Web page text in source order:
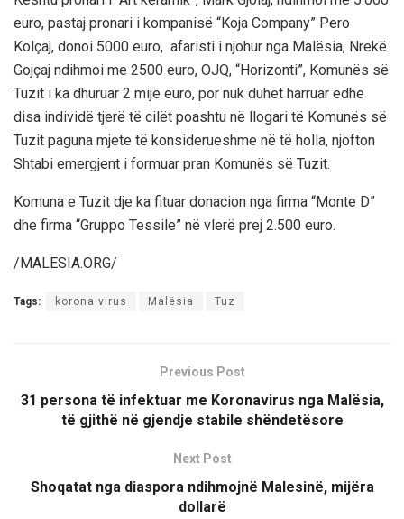
euro, pastaj pronari i kompanisë “Koja Company” Pero
Kolçaj, donoi 5000 euro, afaristi i njohur nga Malësia, Nrekë
Gojçaj ndihmoi me 2500 euro, OJQ, “Horizonti”, Komunës së
Tuzit i ka dhuruar 2 mijë euro, por nuk duhet harruar edhe
disa individë tjerë të cilët poashtu në llogari të Komunës së
Tuzit paguna mjete të konsiderueshme në të holla, njofton
Shtabi emergjent i formuar pran Komunës së Tuzit.
Komuna e Tuzit dje ka fituar donacion nga firma “Monte D”
dhe firma “Gruppo Tessile” në vlerë prej 2.500 euro.
/MALESIA.ORG/
Tags: korona virus Malësia Tuz
Previous Post
31 persona të infektuar me Koronavirus nga Malësia,
të gjithë në gjendje stabile shëndetësore
Next Post
Shoqatat nga diaspora ndihmojnë Malesinë, mijëra
dollarë